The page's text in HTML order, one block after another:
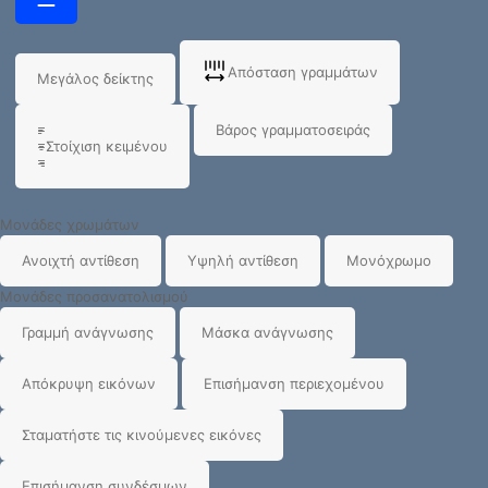
Μεγάλος δείκτης Απόσταση γραμμάτων
Στοίχιση κειμένου
Βάρος γραμματοσειράς
Μονάδες χρωμάτων
Ανοιχτή αντίθεση Υψηλή αντίθεση Μονόχρωμο
Μονάδες προσανατολισμού
Γραμμή ανάγνωσης Μάσκα ανάγνωσης
Απόκρυψη εικόνων Επισήμανση περιεχομένου
Σταματήστε τις κινούμενες εικόνες